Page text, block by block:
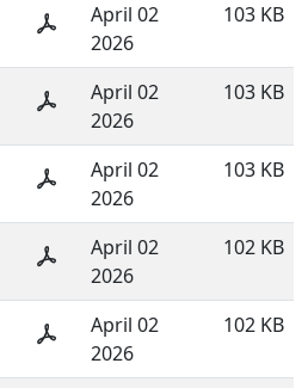
April 02
2026
103 KB
April 02
2026
103 KB
April 02
2026
103 KB
April 02
2026
102 KB
April 02
2026
102 KB